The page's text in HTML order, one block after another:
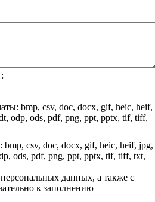
bmp, csv, doc, docx, gif, heic, heif,
odp, ods, pdf, png, ppt, pptx, tif, tiff,
csv, doc, docx, gif, heic, heif, jpg,
ods, pdf, png, ppt, pptx, tif, tiff, txt,
данных, а также с
к заполнению